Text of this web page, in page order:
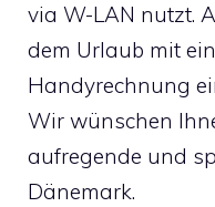
via W-LAN nutzt.
dem Urlaub mit
Handyrechnung
Wir wünschen
aufregende und
Dänemark.